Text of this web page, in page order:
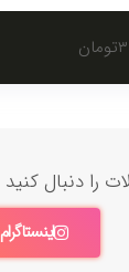
تومان
را دنبال کنید
اینستاگرام